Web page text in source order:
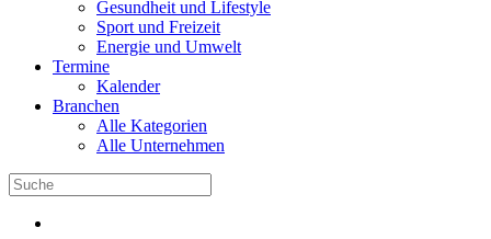
Gesundheit und Lifestyle
Sport und Freizeit
Energie und Umwelt
Termine
Kalender
Branchen
Alle Kategorien
Alle Unternehmen